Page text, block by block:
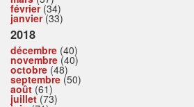
février(34)
janvier(33)
2018
décembre (40)
novembre (40)
octobre (48)
septembre (50)
août (61)
juillet(73)